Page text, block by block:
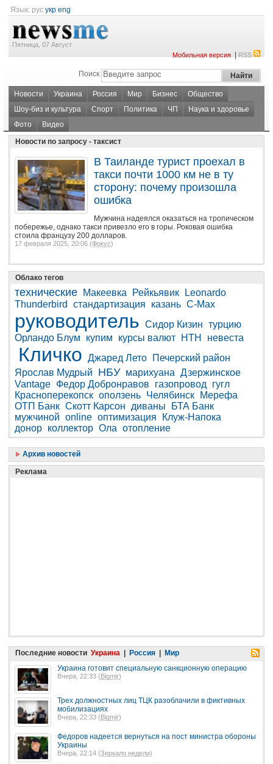
Язык: рус укр eng
Пятница, 07 Август
Мобильная версия|RSS
Поиск
Новости Украина Россия Мир Бизнес
Общество
Шоу-биз и культура
Спорт Политика ЧП
Наука и здоровье
Фото
Видео
Новости по запросу - таксист
В Таиланде турист проехал в
такси почти 1000 км не в ту
сторону: почему произошла
ошибка
Мужчина надеялся оказаться на тропическом
побережье, однако такси привезло его в горы. Роковая ошибка
стоила французу 200 долларов.
17 февраля 2025, 20:06 (Фокус)
Облако тегов
технические Макеевка Рейкьявик
Leonardo
Thunderbird
стандартизация казань C-Max
руководитель Сидор Кизин турцию
Орландо Блум
купим курсы валют НТН невеста
Кличко Джаред Лето
Печерский район
Ярослав Мудрый
НБУ марихуана Дзержинское
Vantage Федор Добронравов газопровод
гугл
Красноперекопск оползень Челябинск
Мерефа
ОТП Банк Скотт Карсон диваны
БТА Банк
мужчиной online оптимизация
Клуж-Напока
донор коллектор Ола отопление
Архив новостей
Реклама
Последние новости Украина | Россия | Мир
Украина готовит специальную санкционную операцию
Вчера, 22:33 (Bigmir)
Трех должностных лиц ТЦК разоблачили в фиктивных
мобилизациях
Вчера, 22:33 ( Bigmir)
Федоров надеется вернуться на пост министра обороны
Украины
Вчера, 22:14 (Зеркало недели)